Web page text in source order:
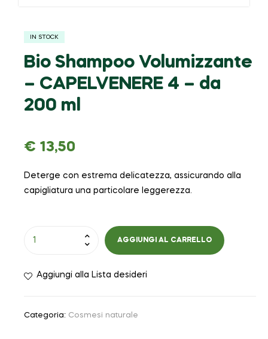
IN STOCK
Bio Shampoo Volumizzante
– CAPELVENERE 4 – da
200 ml
€ 13,50
Deterge con estrema delicatezza, assicurando alla
capigliatura una particolare leggerezza.
AGGIUNGI AL CARRELLO
Aggiungi alla Lista desideri
Categoria: Cosmesi naturale